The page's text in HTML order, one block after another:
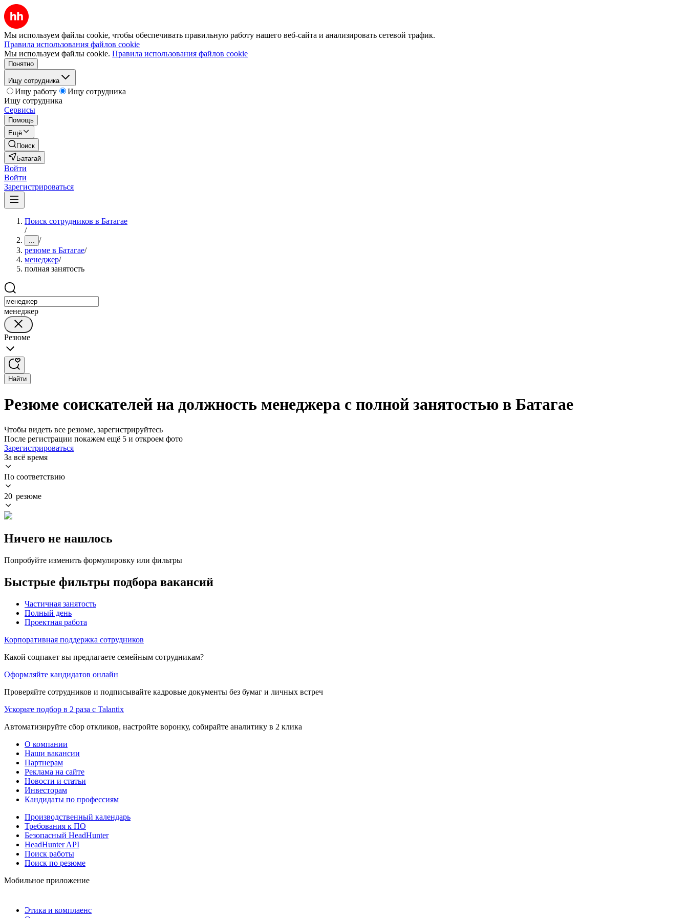
Мы используем файлы cookie, чтобы обеспечивать правильную работу нашего веб-сайта и анализировать сетевой трафик.
Правила использования файлов cookie
Мы используем файлы cookie. Правила использования файлов cookie
Понятно
Ищу сотрудника
Ищу работу
Ищу сотрудника
Ищу сотрудника
Сервисы
Помощь
Ещё
Поиск
Батагай
Войти
Войти
Зарегистрироваться
Поиск сотрудников в Батагае
/
... /
резюме в Батагае/
менеджер/
полная занятость
менеджер
Резюме
Найти
Резюме соискателей на должность менеджера с полной занятостью в Батагае
Чтобы видеть все резюме, зарегистрируйтесь
После регистрации покажем ещё 5 и откроем фото
Зарегистрироваться
За всё время
По соответствию
20 резюме
Ничего не нашлось
Попробуйте изменить формулировку или фильтры
Быстрые фильтры подбора вакансий
Частичная занятость
Полный день
Проектная работа
Корпоративная поддержка сотрудников
Какой соцпакет вы предлагаете семейным сотрудникам?
Оформляйте кандидатов онлайн
Проверяйте сотрудников и подписывайте кадровые документы без бумаг и личных встреч
Ускорьте подбор в 2 раза с Talantix
Автоматизируйте сбор откликов, настройте воронку, собирайте аналитику в 2 клика
О компании
Наши вакансии
Партнерам
Реклама на сайте
Новости и статьи
Инвесторам
Кандидаты по профессиям
Производственный календарь
Требования к ПО
Безопасный HeadHunter
HeadHunter API
Поиск работы
Поиск по резюме
Мобильное приложение
Этика и комплаенс